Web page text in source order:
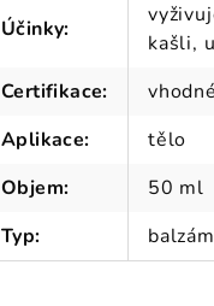
Účinky:
kašli,
Certifikace:
Aplikace:
tělo
Objem:
50 ml
Typ: balzám